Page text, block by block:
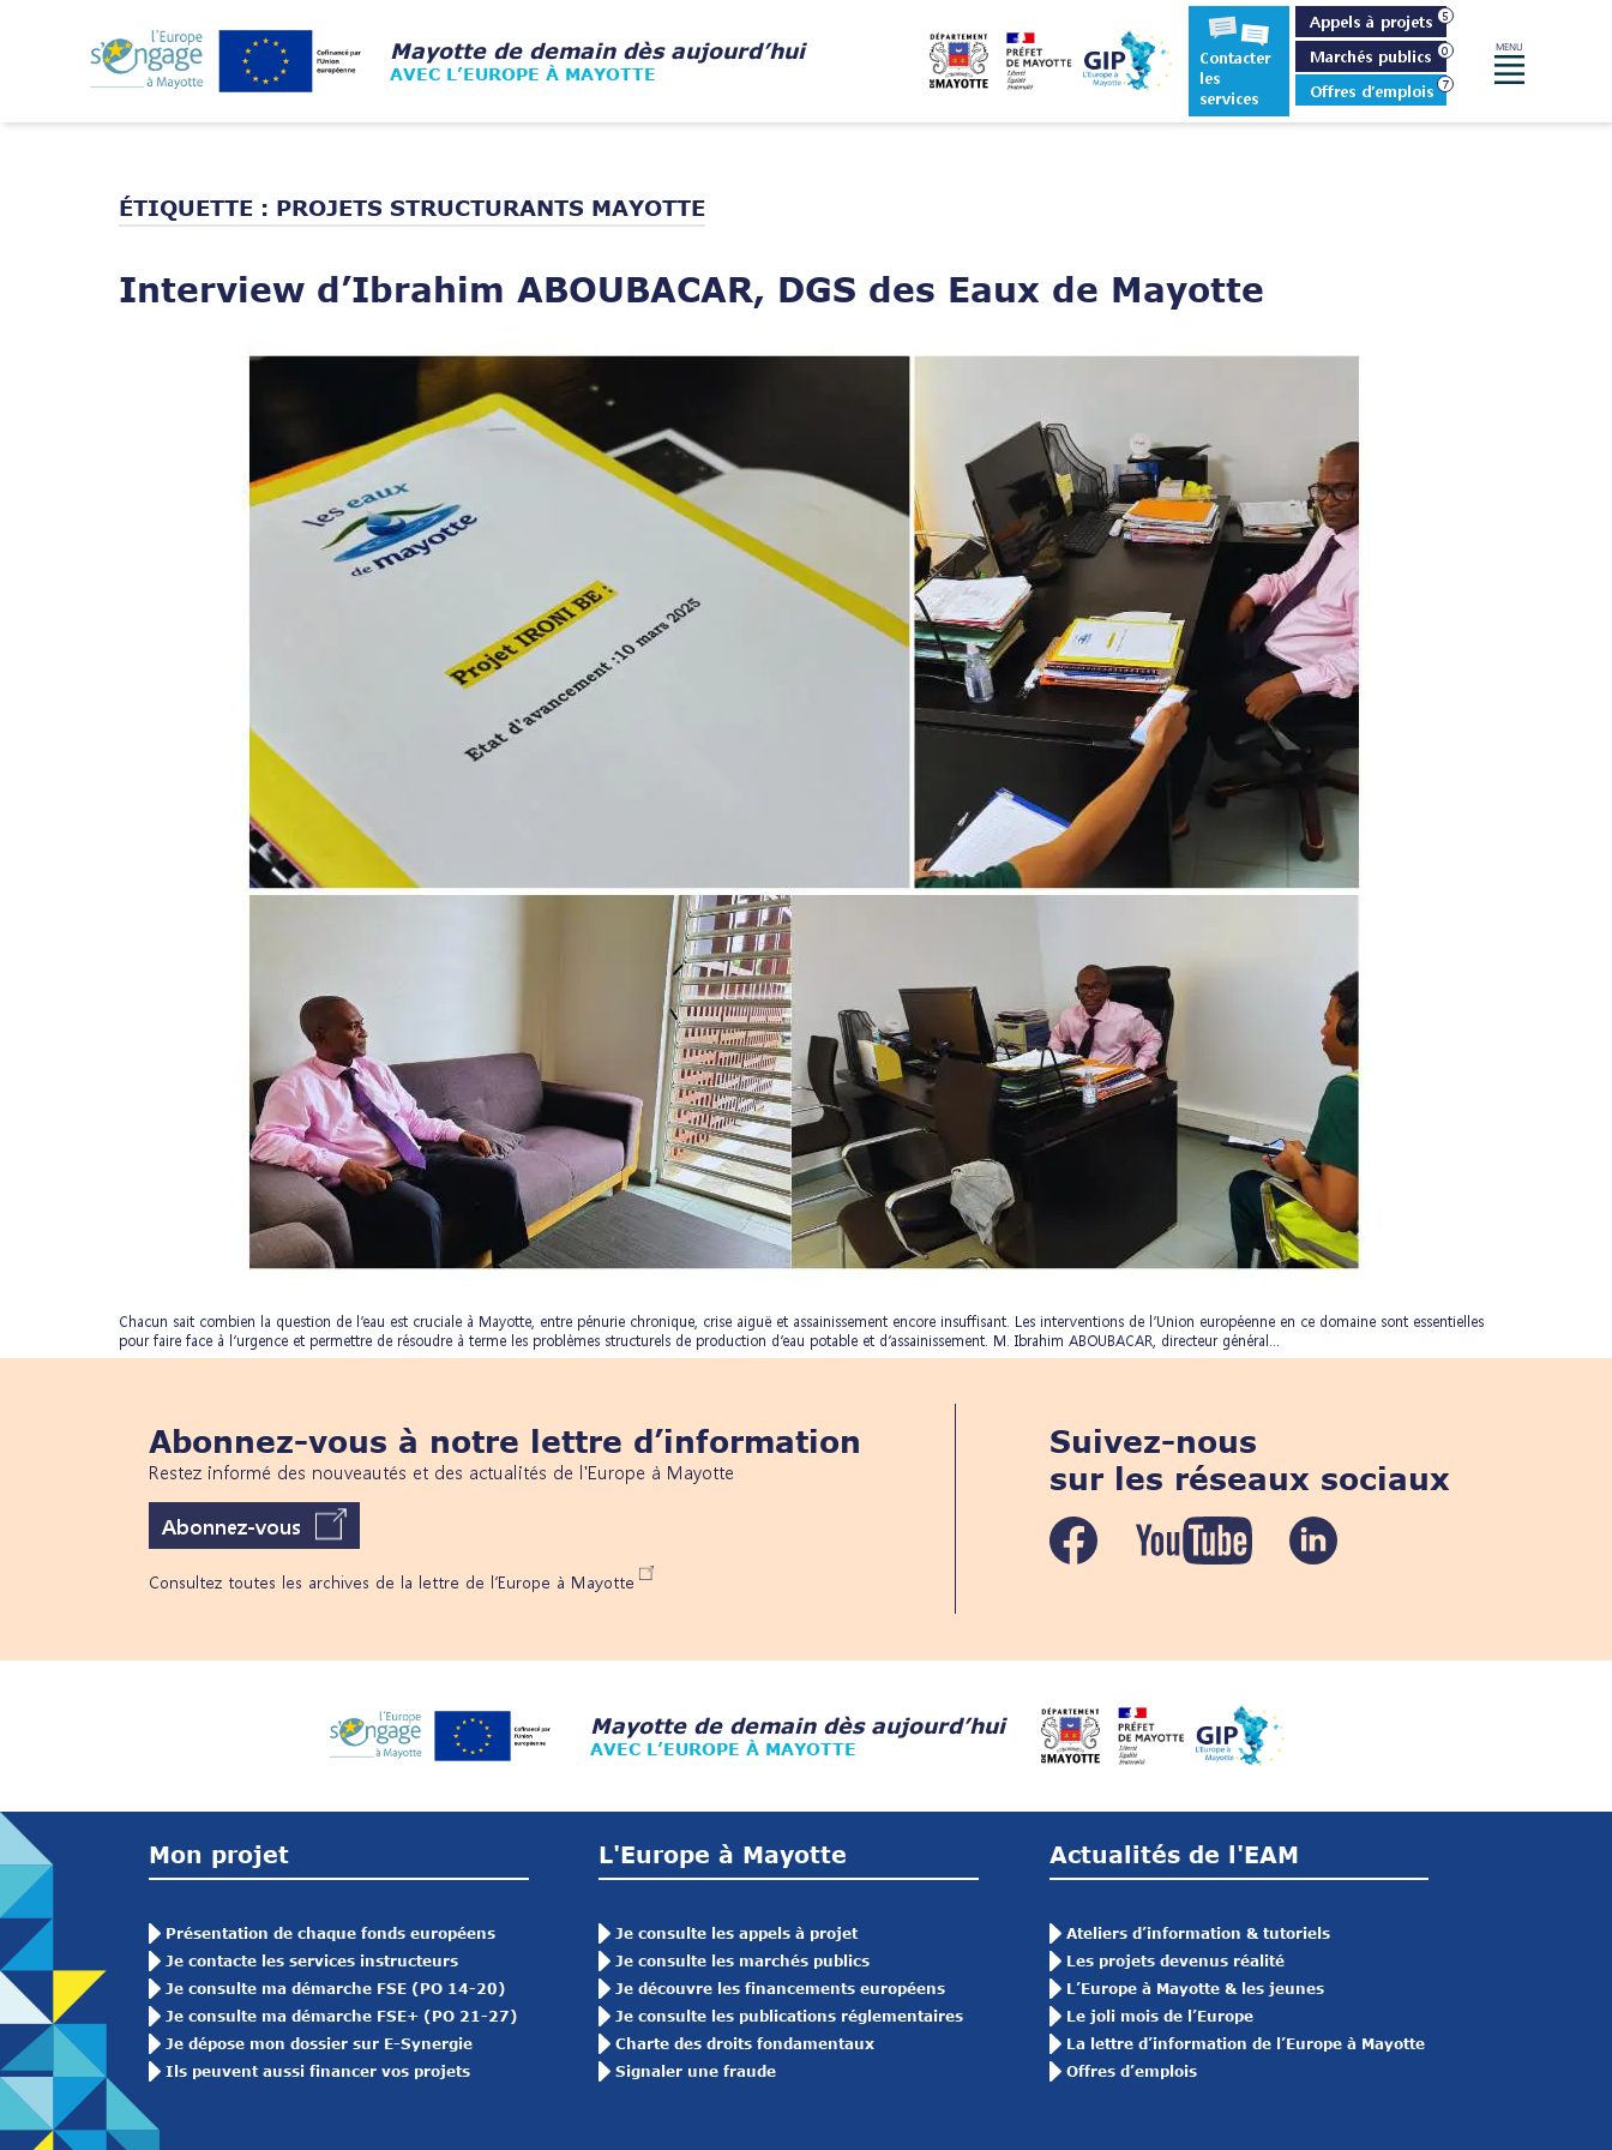
Home
MENU
Menu
Mayotte de demain dès aujourd’hui
AVEC L’EUROPE À MAYOTTE
Contacter
les
services
Appels à projets
Marchés publics
Offres d’emplois
ÉTIQUETTE : PROJETS STRUCTURANTS MAYOTTE
Interview d’Ibrahim ABOUBACAR, DGS des Eaux de Mayotte
Chacun sait combien la question de l’eau est cruciale à Mayotte, entre pénurie chronique, crise aiguë et assainissement encore insuffisant. Les interventions de l’Union européenne en ce domaine sont essentielles
pour faire face à l’urgence et permettre de résoudre à terme les problèmes structurels de production d’eau potable et d’assainissement. M. Ibrahim ABOUBACAR, directeur général...
Abonnez-vous à notre lettre d’information
Restez informé des nouveautés et des actualités de l'Europe à Mayotte
Abonnez-vous
Consultez toutes les archives de la lettre de l’Europe à Mayotte
Suivez-nous
sur les réseaux sociaux
Mayotte de demain dès aujourd’hui
AVEC L’EUROPE À MAYOTTE
Mon projet
Présentation de chaque fonds européens
Je contacte les services instructeurs
Je consulte ma démarche FSE (PO 14-20)
Je consulte ma démarche FSE+ (PO 21-27)
Je dépose mon dossier sur E-Synergie
Ils peuvent aussi financer vos projets
L'Europe à Mayotte
Je consulte les appels à projet
Je consulte les marchés publics
Je découvre les financements européens
Je consulte les publications réglementaires
Charte des droits fondamentaux
Signaler une fraude
Actualités de l'EAM
Ateliers d’information & tutoriels
Les projets devenus réalité
L’Europe à Mayotte & les jeunes
Le joli mois de l’Europe
La lettre d’information de l’Europe à Mayotte
Offres d’emplois